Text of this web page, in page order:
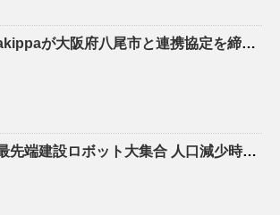
akippaが大阪府八尾市と連携協定を締結！駐車場シェアを活かしたにぎわいの創出と関係
先端建設ロボット大集合 人口 減少時代の建設現場を救え！ – YouTube